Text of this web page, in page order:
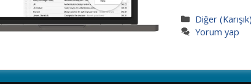
Kategoriler
Diğer (Karışık)
Yorum yap